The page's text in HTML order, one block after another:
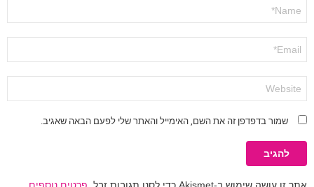
שמור בדפדפן זה את השם, האימייל והאתר שלי לפעם הבאה שאגיב.